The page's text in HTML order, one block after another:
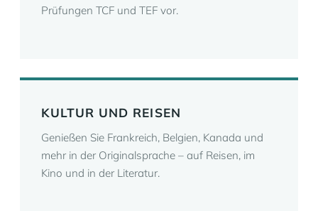
Prüfungen TCF und TEF vor.
KULTUR UND REISEN
Genießen Sie Frankreich, Belgien, Kanada und
mehr in der Originalsprache – auf Reisen, im
Kino und in der Literatur.